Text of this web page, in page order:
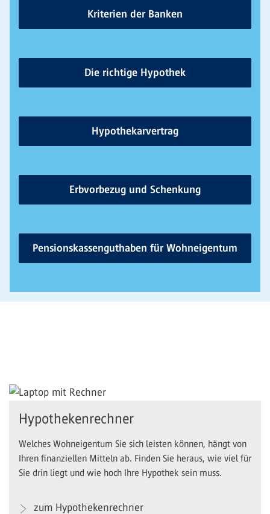
Kriterien der Banken
Die richtige Hypothek
Hypothekarvertrag
Erbvorbezug und Schenkung
Pensionskassenguthaben für Wohneigentum
Hypothekenrechner
Welches Wohneigentum Sie sich leisten können, hängt von
Ihren finanziellen Mitteln ab. Finden Sie heraus, wie viel für
Sie drin liegt und wie hoch Ihre Hypothek sein muss.
zum Hypothekenrechner